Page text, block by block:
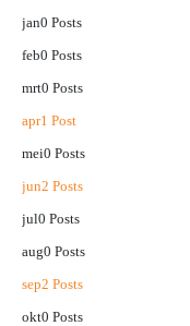
jan0 Posts
feb0 Posts
mrt0 Posts
apr1 Post
mei0 Posts
jun2 Posts
jul0 Posts
aug0 Posts
sep2 Posts
okt0 Posts